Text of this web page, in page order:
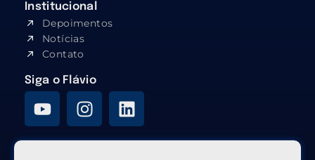
Institucional
Depoimentos
Notícias
Contato
Siga o Flávio